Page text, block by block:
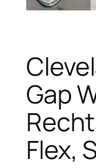
Gap
Flex,